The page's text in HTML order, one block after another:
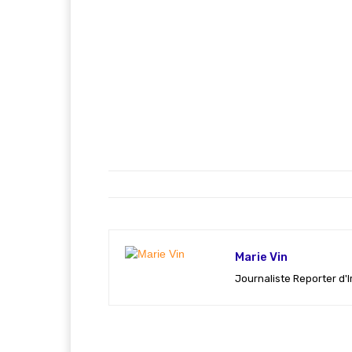
Marie Vin
Journaliste Reporter